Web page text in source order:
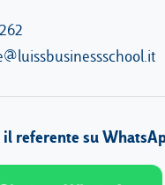
il referente su